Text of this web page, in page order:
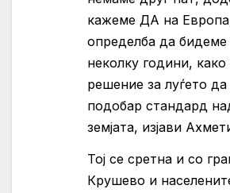
кажеме ДА на
определба да бидеме
неколку години,
решение за луѓето да
подобар стандард
земјата, изјави
Тој се сретна и со
Крушево и